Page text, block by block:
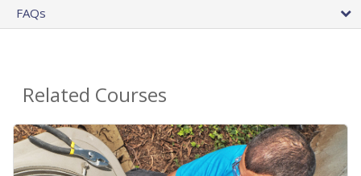
FAQs
Related Courses